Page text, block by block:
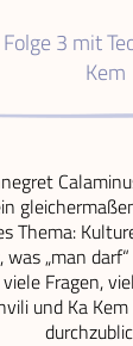
3 mit
Kem
Thema:
was „man
Fragen,
und Ka